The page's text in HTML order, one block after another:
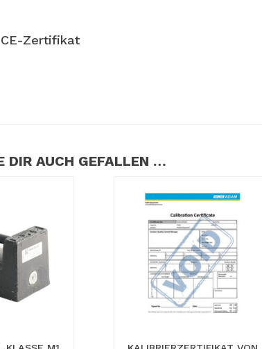
CE-Zertifikat
DIR AUCH GEFALLEN …